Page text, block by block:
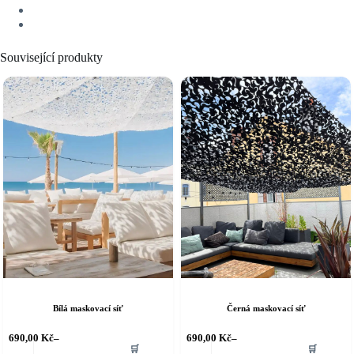
Související produkty
Bílá maskovací síť
690,00 Kč–
🛒
Černá maskovací síť
690,00 Kč–
🛒
Tento